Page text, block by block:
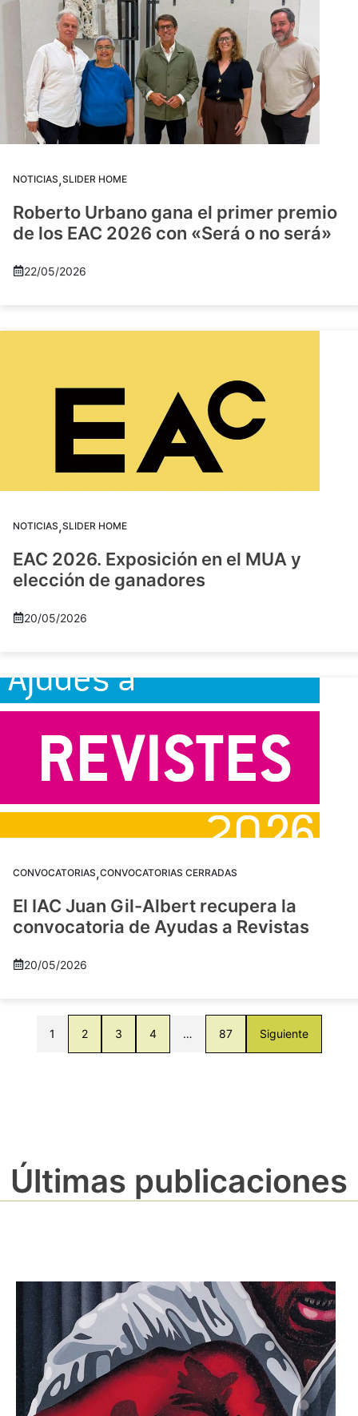
NOTICIAS,SLIDER HOME
Roberto Urbano gana el primer premio
de los EAC 2026 con «Será o no será»
22/05/2026
NOTICIAS,SLIDER HOME
EAC 2026. Exposición en el MUA y
elección de ganadores
20/05/2026
CONVOCATORIAS,CONVOCATORIAS CERRADAS
El IAC Juan Gil-Albert recupera la
convocatoria de Ayudas a Revistas
20/05/2026
1 2 3 4 … 87 Siguiente
Últimas publicaciones